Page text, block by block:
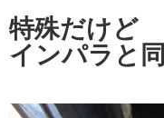
特殊だけど
インパラと